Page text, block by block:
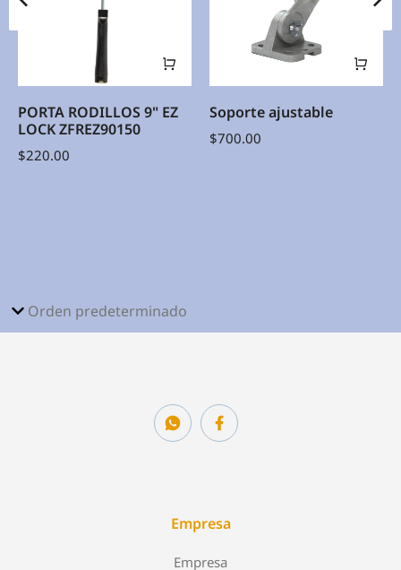
PORTA RODILLOS 9" EZ
LOCK ZFREZ90150
$220.00
Soporte ajustable
$700.00
Empresa
Empresa